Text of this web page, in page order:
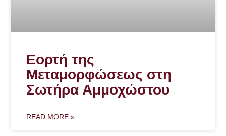
Εορτή της
Μεταμορφώσεως στη
Σωτήρα Αμμοχώστου
READ MORE »